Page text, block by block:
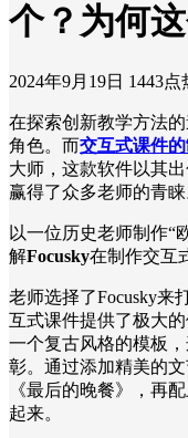
个？为何
2024年9月19日 1443点
在探索创新教学方法
角色。而交互式课件
大师，这款软件以其
赢得了众多老师的青睐
以一位历史老师制作“
解Focusky在制作交互
老师选择了Focusky来
互式课件提供了极大
一个复古风格的模板
彰。通过添加精美的
《最后的晚餐》，再
起来。